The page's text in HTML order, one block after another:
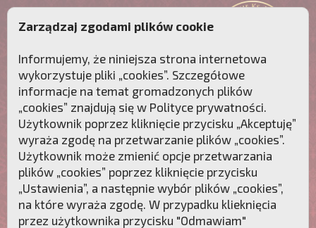
Przebudźmy sumienia Polaków!
Zarządzaj zgodami plików cookie
Informujemy, że niniejsza strona internetowa
wykorzystuje pliki „cookies”. Szczegółowe
informacje na temat gromadzonych plików
„cookies” znajdują się w Polityce prywatności.
Użytkownik poprzez kliknięcie przycisku „Akceptuję”
wyraża zgodę na przetwarzanie plików „cookies”.
Użytkownik może zmienić opcje przetwarzania
plików „cookies” poprzez kliknięcie przycisku
„Ustawienia”, a następnie wybór plików „cookies”,
na które wyraża zgodę. W przypadku klieknięcia
przez użytkownika przycisku "Odmawiam"